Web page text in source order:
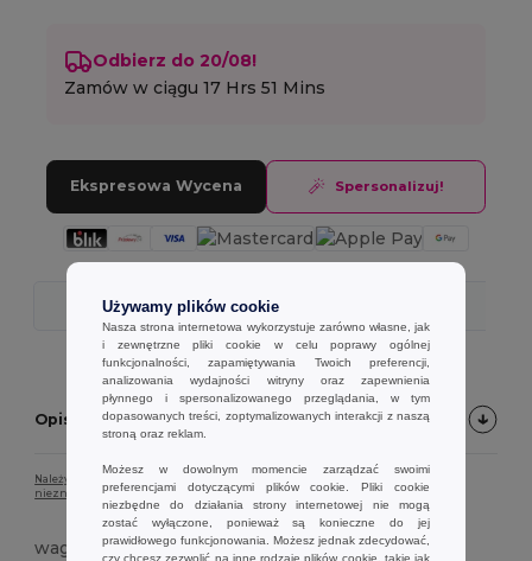
Odbierz do 20/08!
Zamów w ciągu17 Hrs 51 Mins
Ekspresowa Wycena Spersonalizuj!
Szybka Wysyłka
Opis produktu
Należy pamiętać, że ze względu na ustawienia ekranu kolor produktu może
nieznacznie różnić się od rzeczywistego.
waga
Używamy plików cookie
Nasza strona internetowa wykorzystuje zarówno własne, jak
i zewnętrzne pliki cookie w celu poprawy ogólnej
funkcjonalności, zapamiętywania Twoich preferencji,
analizowania wydajności witryny oraz zapewnienia
płynnego i spersonalizowanego przeglądania, w tym
dopasowanych treści, zoptymalizowanych interakcji z naszą
stroną oraz reklam.
Możesz w dowolnym momencie zarządzać swoimi
preferencjami dotyczącymi plików cookie. Pliki cookie
niezbędne do działania strony internetowej nie mogą
zostać wyłączone, ponieważ są konieczne do jej
prawidłowego funkcjonowania. Możesz jednak zdecydować,
czy chcesz zezwolić na inne rodzaje plików cookie, takie jak